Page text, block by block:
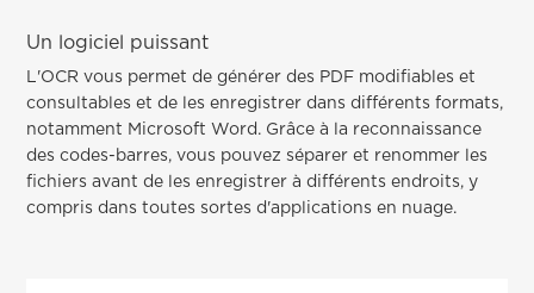
Un logiciel puissant
L'OCR vous permet de générer des PDF modifiables et
consultables et de les enregistrer dans différents formats,
notamment Microsoft Word. Grâce à la reconnaissance
des codes-barres, vous pouvez séparer et renommer les
fichiers avant de les enregistrer à différents endroits, y
compris dans toutes sortes d'applications en nuage.